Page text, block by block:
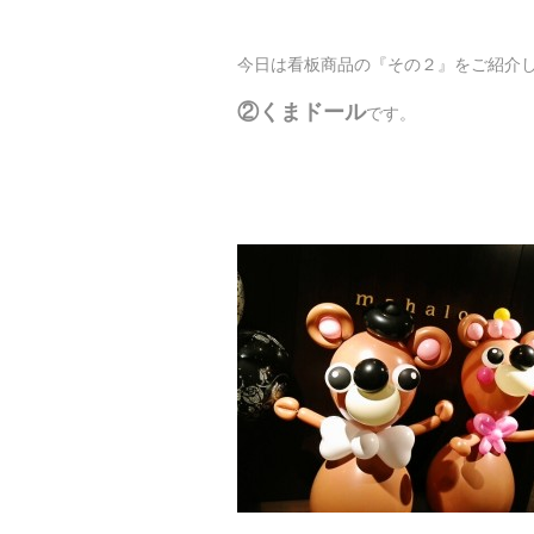
今日は看板商品の『その２』をご紹介
②くまドールです。